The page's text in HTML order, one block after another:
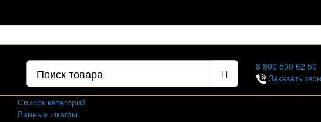
8 800 500 62 50
Заказать
Список категорий
Винные шкафы